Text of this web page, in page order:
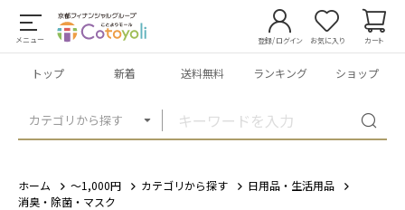
メニュー
カテゴリから探す
登録/ログイン お気に入り カート
トップ 新着 送料無料 ランキング ショップ
ホーム ～1,000円 カテゴリから探す
日用品・生活用品
消臭・除菌・マスク